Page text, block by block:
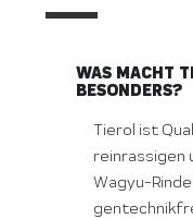
WAS MACHT
BESONDERS?
Tierol ist
reinrassigen
Wagyu-